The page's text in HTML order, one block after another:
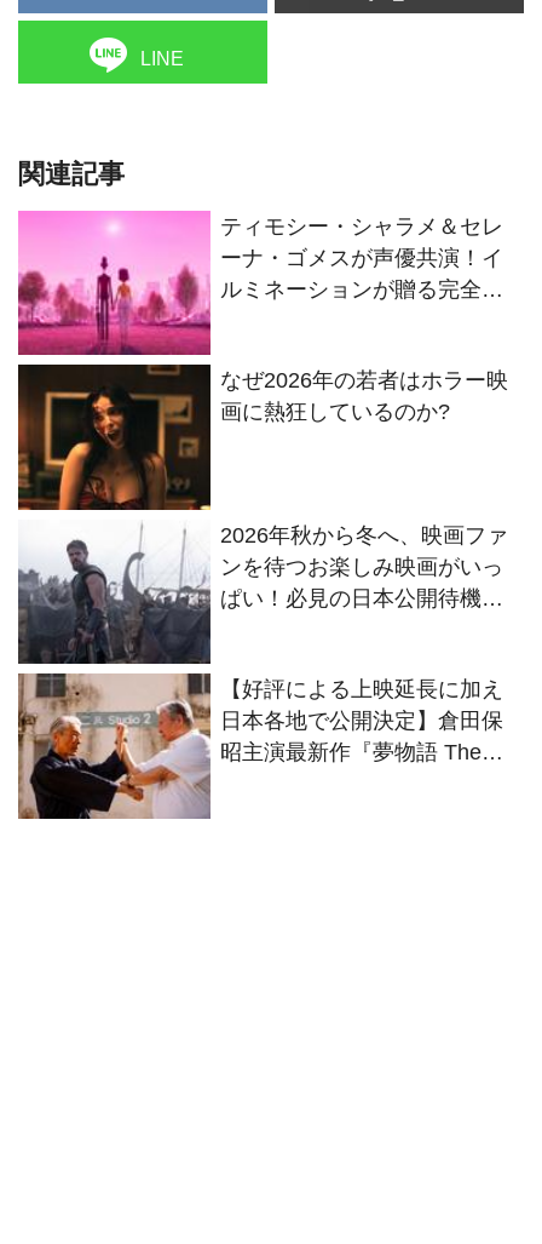
LINE
関連記事
ティモシー・シャラメ＆セレ
ーナ・ゴメスが声優共演！イ
ルミネーションが贈る完全オ
なぜ2026年の若者はホラー映
画に熱狂しているのか?
2026年秋から冬へ、映画ファ
ンを待つお楽しみ映画がいっ
ぱい！必見の日本公開待機作
【好評による上映延長に加え
日本各地で公開決定】倉田保
昭主演最新作『夢物語 The